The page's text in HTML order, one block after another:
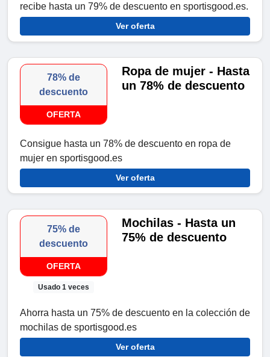
recibe hasta un 79% de descuento en sportisgood.es.
Ver oferta
78% de
descuento
OFERTA
Ropa de mujer - Hasta
un 78% de descuento
Consigue hasta un 78% de descuento en ropa de
mujer en sportisgood.es
Ver oferta
75% de
descuento
OFERTA
Usado 1 veces
Mochilas - Hasta un
75% de descuento
Ahorra hasta un 75% de descuento en la colección de
mochilas de sportisgood.es
Ver oferta